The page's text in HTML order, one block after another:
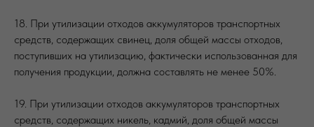
18. При утилизации отходов аккумуляторов транспортных
средств, содержащих свинец, доля общей массы отходов,
поступивших на утилизацию, фактически использованная для
получения продукции, должна составлять не менее 50%.
19. При утилизации отходов аккумуляторов транспортных
средств, содержащих никель, кадмий, доля общей массы